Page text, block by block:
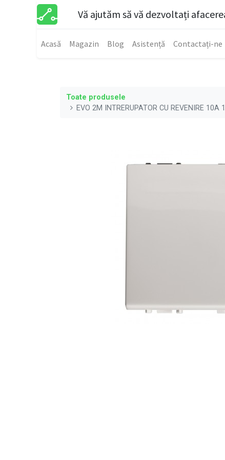
Vă ajutăm să vă dezvoltați
Acasă Magazin Blog Asistență Contactați-ne
Toate produsele
EVO 2M INTRERUPATOR CU REVENIRE 10A